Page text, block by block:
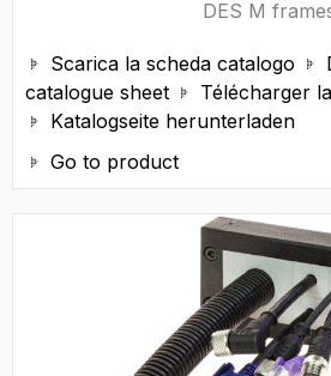
DES M
 Scarica la scheda catalogo 
catalogue sheet
 Télécharger
 Katalogseite herunterladen
 Go to product